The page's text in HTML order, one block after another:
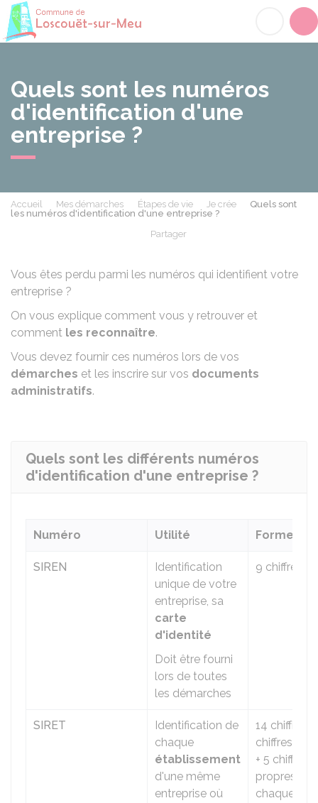
Quels sont les numéros
d'identification d'une
entreprise ?
Accueil Mes démarches Étapes de vie Je crée
Quels sont
les numéros d'identification d'une entreprise ?
Partager
Vous êtes perdu parmi les numéros qui identifient votre
entreprise ?
On vous explique comment vous y retrouver et
comment les reconnaître.
Vous devez fournir ces numéros lors de vos
démarches et les inscrire sur vos documents
administratifs.
Quels sont les différents numéros
d'identification d'une entreprise ?
Numéro Utilité Forme
SIREN
Identification
unique de votre
entreprise, sa
carte
d'identité
Doit être fourni
lors de toutes
les démarches
9 chiffres
SIRET
Identification de
chaque
établissement
d'une même
entreprise où
14 chiffres
chiffres du
+ 5 chiffres
propres à
chaque